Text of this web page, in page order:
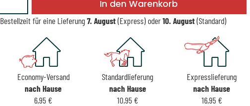
In den Warenkorb
Bestellzeit für eine Lieferung7. August(Express) oder10. August(Standard)
Economy-Versand
nach Hause
6,95 €
Standardlieferung
nach Hause
10,95 €
Expresslieferung
nach Hause
16,95 €